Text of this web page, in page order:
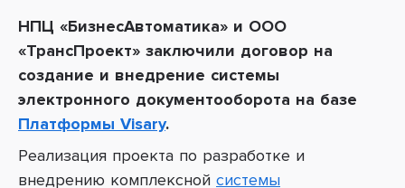
НПЦ «БизнесАвтоматика» и ООО
«ТрансПроект» заключили договор на
создание и внедрение системы
электронного документооборота на базе
Платформы Visary.
Реализация проекта по разработке и
внедрению комплексной системы